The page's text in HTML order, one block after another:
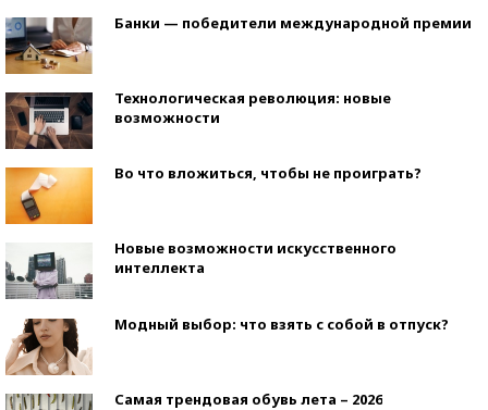
Банки — победители международной премии
Технологическая революция: новые
возможности
Во что вложиться, чтобы не проиграть?
Новые возможности искусственного
интеллекта
Модный выбор: что взять с собой в отпуск?
Самая трендовая обувь лета – 2026